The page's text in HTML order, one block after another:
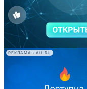
РЕКЛАМА • AU.RU